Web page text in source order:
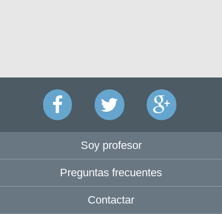
Soy profesor
Preguntas frecuentes
Contactar